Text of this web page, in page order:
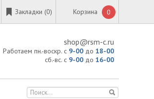
Закладки (0) Корзина 0
shop@rsm-c.ru
Работаем пн.-воскр. с 9-00 до 18-00
сб.-вс. с 9-00 до 16-00